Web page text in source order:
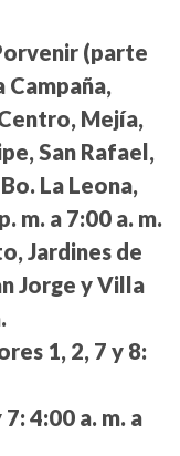
(parte
Campaña,
Mejía,
San Rafael,
La Leona,
m. a 7:00 a. m.
Jardines de
Jorge y Villa
1, 2, 7 y 8:
7: 4:00 a. m. a